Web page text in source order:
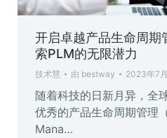
开启卓越产品生命周
索PLM的无限潜力
技术慧 由 bestway 2023年7
随着科技的日新月异，全
优秀的产品生命周期管
Mana…